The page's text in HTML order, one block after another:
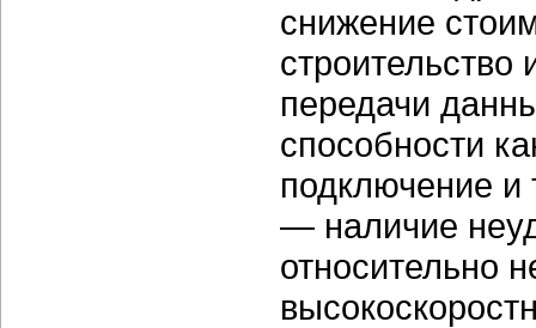
снижение
строительство
передачи
способности
подключение
— наличие
относительно